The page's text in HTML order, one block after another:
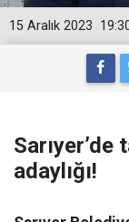
15 Aralık 2023
adaylığı!